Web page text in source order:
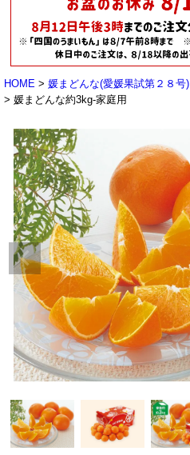
HOME 媛まどんな(愛媛果試第２８号)
媛まどんな約3kg-家庭用